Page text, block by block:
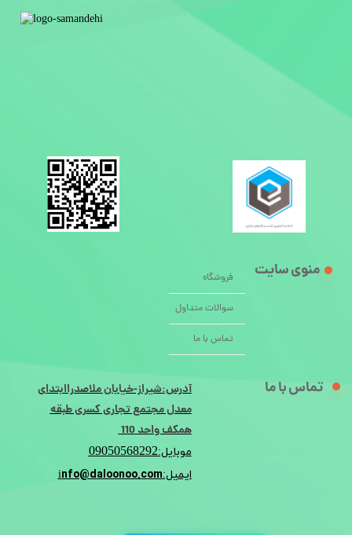
فروشگاه
سوالات متداول
تماس با ما
منوی سایت
تماس با ما
آدرس:شیراز-خیابان ملاصدراابتدای
معدل مجتمع تجاری کسری طبقه
همکف واحد 110
موبایل:09050568292
ایمیل:info@daloonoo.com